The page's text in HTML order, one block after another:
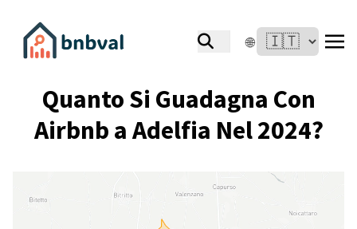
🌐
Quanto Si Guadagna Con
Airbnb a Adelfia Nel 2024?